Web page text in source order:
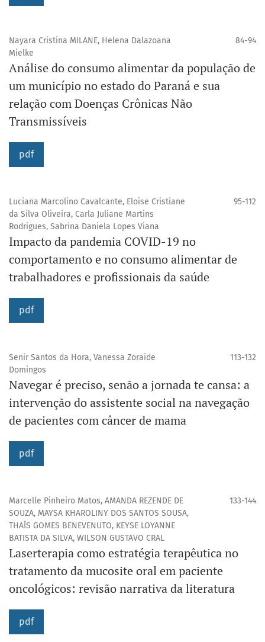
Nayara Cristina MILANE, Helena Dalazoana
Mielke
84-94
Análise do consumo alimentar da população de
um município no estado do Paraná e sua
relação com Doenças Crônicas Não
Transmissíveis
pdf
Luciana Marcolino Cavalcante, Eloise Cristiane
da Silva Oliveira, Carla Juliane Martins
Rodrigues, Sabrina Daniela Lopes Viana
95-112
Impacto da pandemia COVID-19 no
comportamento e no consumo alimentar de
trabalhadores e profissionais da saúde
pdf
Senir Santos da Hora, Vanessa Zoraide
Domingos
113-132
Navegar é preciso, senão a jornada te cansa: a
intervenção do assistente social na navegação
de pacientes com câncer de mama
pdf
Marcelle Pinheiro Matos, AMANDA REZENDE DE
SOUZA, MAYSA KHAROLINY DOS SANTOS SOUSA,
THAÍS GOMES BENEVENUTO, KEYSE LOYANNE
BATISTA DA SILVA, WILSON GUSTAVO CRAL
133-144
Laserterapia como estratégia terapêutica no
tratamento da mucosite oral em paciente
oncológicos: revisão narrativa da literatura
pdf